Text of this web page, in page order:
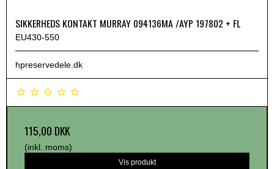
SIKKERHEDS KONTAKT MURRAY 094136MA /AYP 197802 + FL
EU430-550
hpreservedele.dk
115,00 DKK
(inkl. moms)
Vis produkt